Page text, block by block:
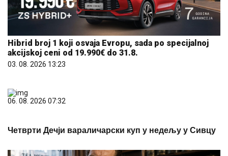
Hibrid broj 1 koji osvaja Evropu, sada po specijalnoj
akcijskoj ceni od 19.990€ do 31.8.
03. 08. 2026 13:23
06. 08. 2026 07:32
Четврти Дечји вараличарски куп у недељу у Сивцу